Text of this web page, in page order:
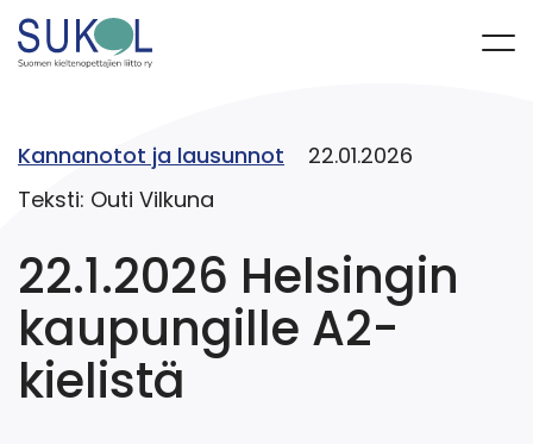
Kannanotot ja lausunnot
22.01.2026
Teksti: Outi Vilkuna
22.1.2026 Helsingin
kaupungille A2-
kielistä